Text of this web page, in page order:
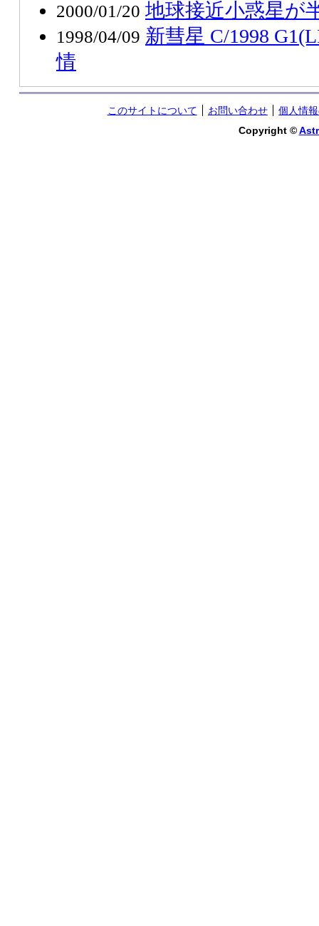
2000/01/20 地球接近小惑星が
1998/04/09 新彗星 C/1998
情
このサイトについて お問い合わせ
個人情
Copyright ©